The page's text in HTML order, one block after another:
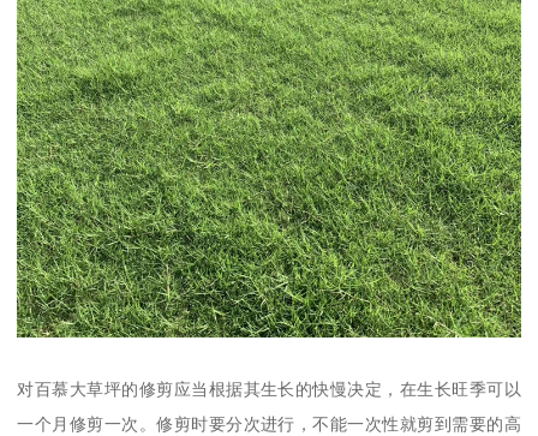
对百慕大草坪的修剪应当根据其生长的快慢决定，在生长旺季可以
一个月修剪一次。修剪时要分次进行，不能一次性就剪到需要的高